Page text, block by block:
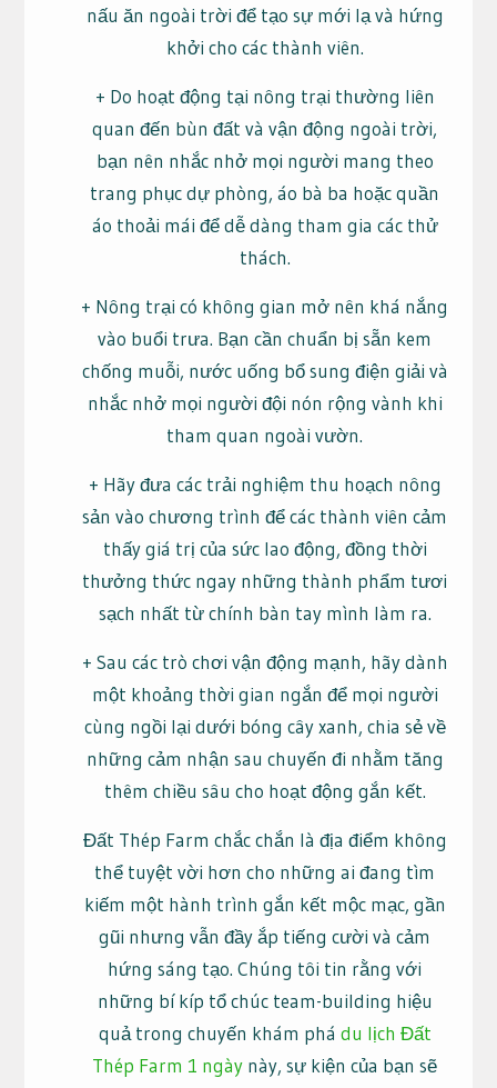
nấu ăn ngoài trời để tạo sự mới lạ và hứng
khởi cho các thành viên.
+ Do hoạt động tại nông trại thường liên
quan đến bùn đất và vận động ngoài trời,
bạn nên nhắc nhở mọi người mang theo
trang phục dự phòng, áo bà ba hoặc quần
áo thoải mái để dễ dàng tham gia các thử
thách.
+ Nông trại có không gian mở nên khá nắng
vào buổi trưa. Bạn cần chuẩn bị sẵn kem
chống muỗi, nước uống bổ sung điện giải và
nhắc nhở mọi người đội nón rộng vành khi
tham quan ngoài vườn.
+ Hãy đưa các trải nghiệm thu hoạch nông
sản vào chương trình để các thành viên cảm
thấy giá trị của sức lao động, đồng thời
thưởng thức ngay những thành phẩm tươi
sạch nhất từ chính bàn tay mình làm ra.
+ Sau các trò chơi vận động mạnh, hãy dành
một khoảng thời gian ngắn để mọi người
cùng ngồi lại dưới bóng cây xanh, chia sẻ về
những cảm nhận sau chuyến đi nhằm tăng
thêm chiều sâu cho hoạt động gắn kết.
Đất Thép Farm chắc chắn là địa điểm không
thể tuyệt vời hơn cho những ai đang tìm
kiếm một hành trình gắn kết mộc mạc, gần
gũi nhưng vẫn đầy ắp tiếng cười và cảm
hứng sáng tạo. Chúng tôi tin rằng với
những bí kíp tổ chúc team-building hiệu
quả trong chuyến khám phá du lịch Đất
Thép Farm 1 ngày này, sự kiện của bạn sẽ